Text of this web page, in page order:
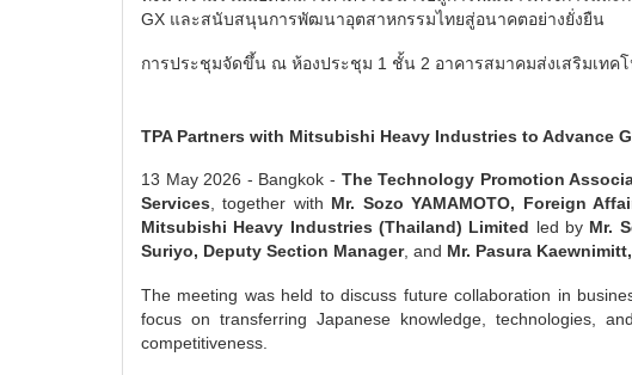
GX และสนับสนุนการพัฒนาอุตสาหกรรมไทยสู่อนาคตอย่างยั่งยืน
การประชุมจัดขึ้น ณ ห้องประชุม 1 ชั้น 2 อาคารสมาคมส่งเสริมเท
TPA Partners with Mitsubishi Heavy Industries to Advance
13 May 2026 - Bangkok - The Technology Promotion
Services, together with Mr. Sozo YAMAMOTO, Foreign
Mitsubishi Heavy Industries (Thailand) Limited led by Mr.
Suriyo, Deputy Section Manager, and Mr. Pasura
The meeting was held to discuss future collaboration in
focus on transferring Japanese knowledge, technologies,
competitiveness.